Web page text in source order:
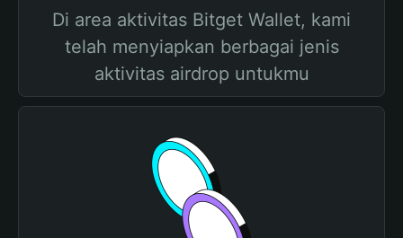
Di area aktivitas Bitget Wallet, kami
telah menyiapkan berbagai jenis
aktivitas airdrop untukmu